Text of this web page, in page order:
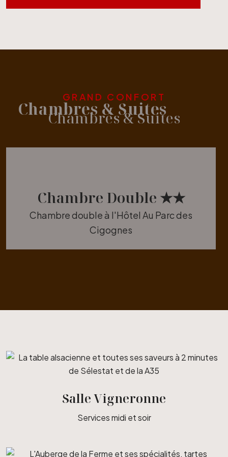
Chambres & Suites
GRAND CONFORT
Chambres & Suites
Chambre Double ★★
Chambre double à l'Hôtel Au Parc des
Cigognes
Salle Vigneronne
Services midi et soir